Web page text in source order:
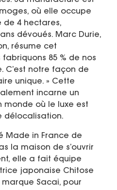
où elle occupe
de 4 hectares,
dévoués. Marc Durie,
résume cet
85 % de nos
C’est notre façon de
unique. » Cette
incarne un
monde où le luxe est
délocalisation.
Made in France de
la maison de s’ouvrir
elle a fait équipe
japonaise Chitose
Sacai, pour